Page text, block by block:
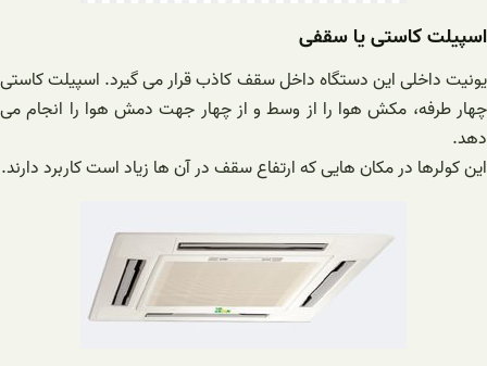
اسپیلت کاستی یا سقفی
یونیت داخلی این دستگاه داخل سقف کاذب قرار می گیرد. اسپیلت کاستی
چهار طرفه، مکش هوا را از وسط و از چهار جهت دمش هوا را انجام می
دهد.
این کولرها در مکان هایی که ارتفاع سقف در آن ها زیاد است کاربرد دارند.